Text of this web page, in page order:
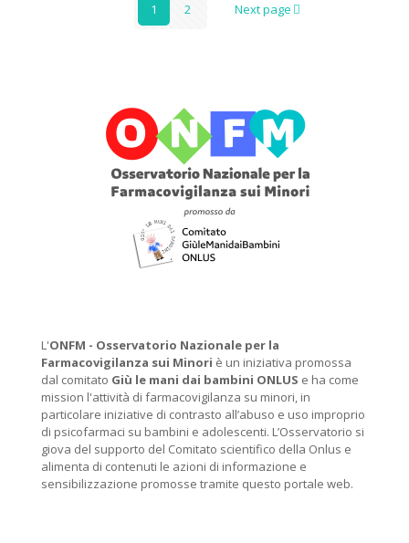
1 2 Next page
L'ONFM - Osservatorio Nazionale per la
Farmacovigilanza sui Minori è un iniziativa promossa
dal comitato Giù le mani dai bambini ONLUS e ha come
mission l'attività di farmacovigilanza su minori, in
particolare iniziative di contrasto all’abuso e uso improprio
di psicofarmaci su bambini e adolescenti. L’Osservatorio si
giova del supporto del Comitato scientifico della Onlus e
alimenta di contenuti le azioni di informazione e
sensibilizzazione promosse tramite questo portale web.